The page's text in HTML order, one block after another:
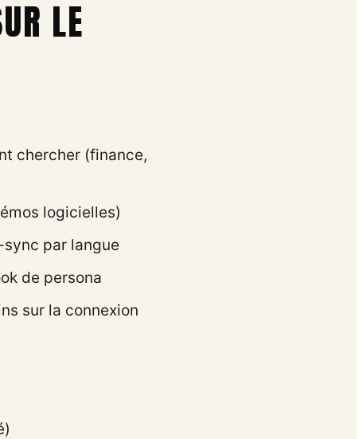
LE
chercher (finance,
logicielles)
par langue
de persona
sur la connexion